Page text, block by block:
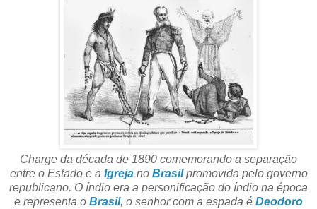
Charge da década de 1890 comemorando a separação
entre o Estado e a Igrejano Brasilpromovida pelo governo
republicano. O índio era a personificação do índio na época
e representa o Brasil, o senhor com a espada é Deodoro